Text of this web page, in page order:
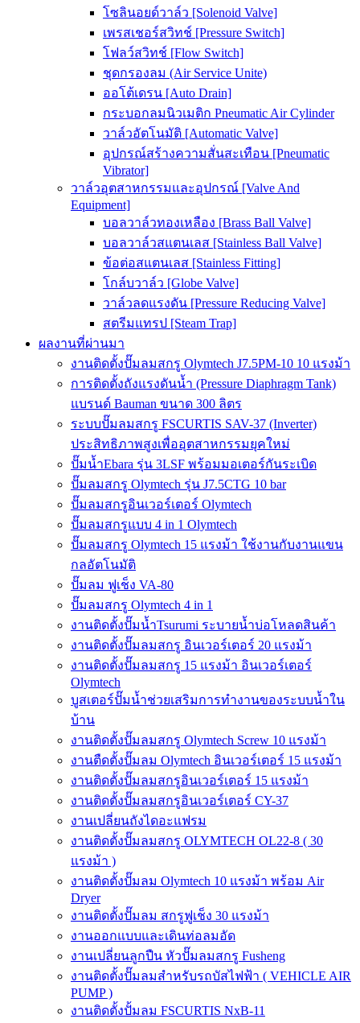
โซลินอยด์วาล์ว [Solenoid Valve]
เพรสเชอร์สวิทช์ [Pressure Switch]
โฟลว์สวิทช์ [Flow Switch]
ชุดกรองลม (Air Service Unite)
ออโต้เดรน [Auto Drain]
กระบอกลมนิวเมติก Pneumatic Air Cylinder
วาล์วอัตโนมัติ [Automatic Valve]
อุปกรณ์สร้างความสั่นสะเทือน [Pneumatic
Vibrator]
วาล์วอุตสาหกรรมและอุปกรณ์ [Valve And
Equipment]
บอลวาล์วทองเหลือง [Brass Ball Valve]
บอลวาล์วสแตนเลส [Stainless Ball Valve]
ข้อต่อสแตนเลส [Stainless Fitting]
โกล์บวาล์ว [Globe Valve]
วาล์วลดแรงดัน [Pressure Reducing Valve]
สตรีมแทรป [Steam Trap]
ผลงานที่ผ่านมา
งานติดตั้งปั๊มลมสกรู Olymtech J7.5PM-10 10 แรงม้า
การติดตั้งถังแรงดันน้ำ (Pressure Diaphragm Tank)
แบรนด์ Bauman ขนาด 300 ลิตร
ระบบปั๊มลมสกรู FSCURTIS SAV-37 (Inverter)
ประสิทธิภาพสูงเพื่ออุตสาหกรรมยุคใหม่
ปั๊มน้ำEbara รุ่น 3LSF พร้อมมอเตอร์กันระเบิด
ปั๊มลมสกรู Olymtech รุ่น J7.5CTG 10 bar
ปั๊มลมสกรูอินเวอร์เตอร์ Olymtech
ปั๊มลมสกรูแบบ 4 in 1 Olymtech
ปั๊มลมสกรู Olymtech 15 แรงม้า ใช้งานกับงานแขน
กลอัตโนมัติ
ปั๊มลม ฟูเช็ง VA-80
ปั๊มลมสกรู Olymtech 4 in 1
งานติดตั้งปั๊มน้ำTsurumi ระบายน้ำบ่อโหลดสินค้า
งานติดตั้งปั๊มลมสกรู อินเวอร์เตอร์ 20 แรงม้า
งานติดตั้งปั๊มลมสกรู 15 แรงม้า อินเวอร์เตอร์
Olymtech
บูสเตอร์ปั๊มน้ำช่วยเสริมการทำงานของระบบน้ำใน
บ้าน
งานติดตั้งปั๊มลมสกรู Olymtech Screw 10 แรงม้า
งานตืดตั้งปั๊มลม Olymtech อินเวอร์เตอร์ 15 แรงม้า
งานติดตั้งปั๊มลมสกรูอินเวอร์เตอร์ 15 แรงม้า
งานติดตั้งปั๊มลมสกรูอินเวอร์เตอร์ CY-37
งานเปลี่ยนถังไดอะแฟรม
งานติดตั้งปั๊มลมสกรู OLYMTECH OL22-8 ( 30
แรงม้า )
งานติดตั้งปั๊มลม Olymtech 10 แรงม้า พร้อม Air
Dryer
งานติดตั้งปั๊มลม สกรูฟูเช็ง 30 แรงม้า
งานออกแบบและเดินท่อลมอัด
งานเปลี่ยนลูกปืน หัวปั๊มลมสกรู Fusheng
งานติดตั้งปั๊มลมสำหรับรถบัสไฟฟ้า ( VEHICLE AIR
PUMP )
งานติดตั้งปั้มลม FSCURTIS NxB-11